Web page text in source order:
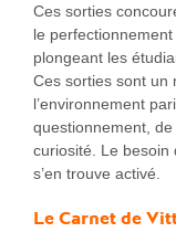
Ces sorties
le
plongeant les
Ces sorties sont un
l’environnement
questionnement,
curiosité. Le besoin
s’en trouve activé.
Le Carnet de